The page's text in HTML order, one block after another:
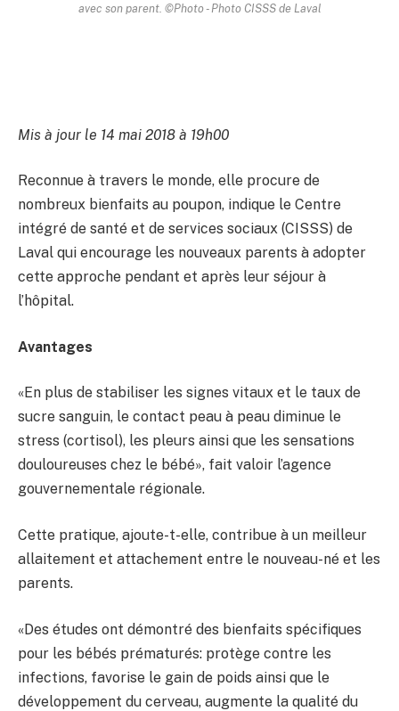
avec son parent. ©Photo - Photo CISSS de Laval
Mis à jour le 14 mai 2018 à 19h00
Reconnue à travers le monde, elle procure de
nombreux bienfaits au poupon, indique le Centre
intégré de santé et de services sociaux (CISSS) de
Laval qui encourage les nouveaux parents à adopter
cette approche pendant et après leur séjour à
l’hôpital.
Avantages
«En plus de stabiliser les signes vitaux et le taux de
sucre sanguin, le contact peau à peau diminue le
stress (cortisol), les pleurs ainsi que les sensations
douloureuses chez le bébé», fait valoir l’agence
gouvernementale régionale.
Cette pratique, ajoute-t-elle, contribue à un meilleur
allaitement et attachement entre le nouveau-né et les
parents.
«Des études ont démontré des bienfaits spécifiques
pour les bébés prématurés: protège contre les
infections, favorise le gain de poids ainsi que le
développement du cerveau, augmente la qualité du